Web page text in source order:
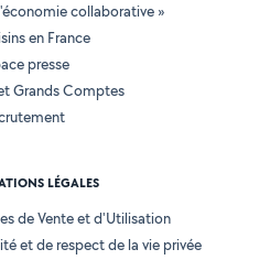
collaborative »
en France
presse
Grands Comptes
LÉGALES
de Vente et d'Utilisation
et de respect de la vie privée